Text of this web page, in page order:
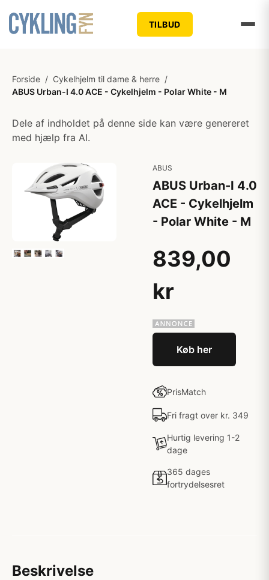
TILBUD
Forside / Cykelhjelm til dame & herre /
ABUS Urban-I 4.0 ACE - Cykelhjelm - Polar White - M
Dele af indholdet på denne side kan være genereret
med hjælp fra AI.
ABUS
ABUS Urban-I 4.0
ACE - Cykelhjelm
- Polar White - M
839,00
kr
Køb her
PrisMatch
Fri fragt over kr. 349
Hurtig levering 1-2
dage
365 dages
fortrydelsesret
Beskrivelse